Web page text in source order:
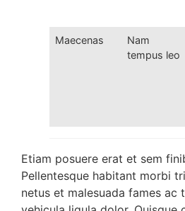
Maecenas
Nam
tempus leo
Etiam posuere erat et sem
Pellentesque habitant morbi
netus et malesuada fames ac